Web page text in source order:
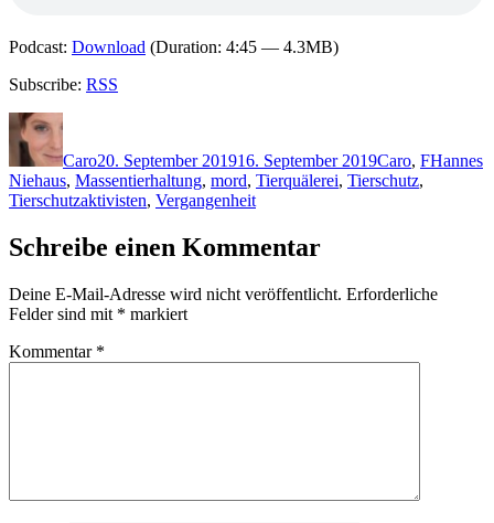
Podcast: Download (Duration: 4:45 — 4.3MB)
Subscribe: RSS
Autor
Caro20. September 201916. September 2019Caro, FHannes
Niehaus, Massentierhaltung, mord, Tierquälerei, Tierschutz,
Tierschutzaktivisten, Vergangenheit
Schreibe einen Kommentar
Deine E-Mail-Adresse wird nicht veröffentlicht. Erforderliche
Felder sind mit * markiert
Kommentar *